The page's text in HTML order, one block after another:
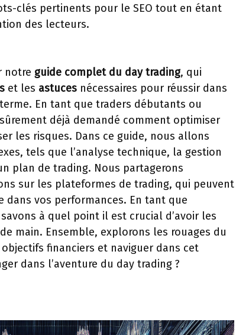
clés pertinents pour le SEO tout en étant
des lecteurs.
notre guide complet du day trading, qui
et les astuces nécessaires pour réussir dans
En tant que traders débutants ou
déjà demandé comment optimiser
les risques. Dans ce guide, nous allons
tels que l’analyse technique, la gestion
plan de trading. Nous partagerons
sur les plateformes de trading, qui peuvent
dans vos performances. En tant que
à quel point il est crucial d’avoir les
main. Ensemble, explorons les rouages du
financiers et naviguer dans cet
dans l’aventure du day trading ?